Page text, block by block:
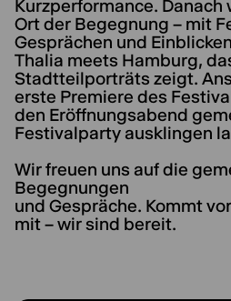
Kurzperformance. Danach
Ort der Begegnung – mit
Gesprächen und
Thalia meets Hamburg,
Stadtteilporträts zeigt.
erste Premiere des
den Eröffnungsabend
Festivalparty ausklingen
Wir freuen uns auf die
Begegnungen
und Gespräche. Kommt
mit – wir sind bereit.